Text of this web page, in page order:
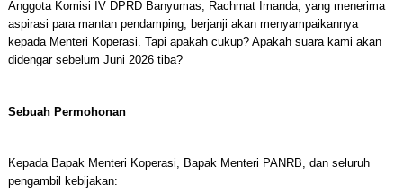
Anggota Komisi IV DPRD Banyumas, Rachmat Imanda, yang menerima
aspirasi para mantan pendamping, berjanji akan menyampaikannya
kepada Menteri Koperasi. Tapi apakah cukup? Apakah suara kami akan
didengar sebelum Juni 2026 tiba?
Sebuah Permohonan
Kepada Bapak Menteri Koperasi, Bapak Menteri PANRB, dan seluruh
pengambil kebijakan: